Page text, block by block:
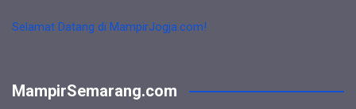
Selamat Datang di MampirJogja.com!
MampirSemarang.com